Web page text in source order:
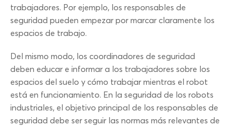
trabajadores. Por ejemplo, los responsables de
seguridad pueden empezar por marcar claramente los
espacios de trabajo.
Del mismo modo, los coordinadores de seguridad
deben educar e informar a los trabajadores sobre los
espacios del suelo y cómo trabajar mientras el robot
está en funcionamiento. En la seguridad de los robots
industriales, el objetivo principal de los responsables de
seguridad debe ser seguir las normas más relevantes de